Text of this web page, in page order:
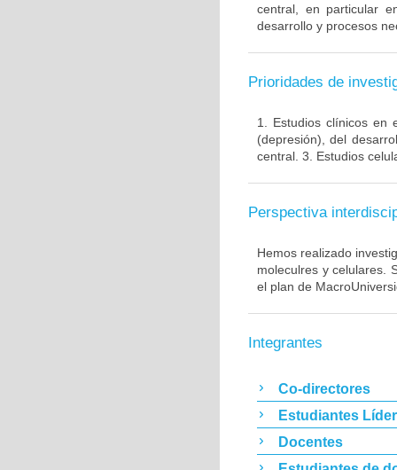
central, en particular
desarrollo y procesos
Prioridades de
1. Estudios clínicos en
(depresión), del
central. 3. Estudios
Perspectiva
Hemos realizado
moleculres y celulares.
el plan de
Integrantes
Co-directores
Estudiantes
Docentes